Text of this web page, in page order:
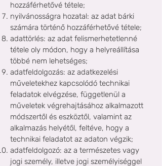
hozzáférhetővé tétele;
nyilvánosságra hozatal: az adat bárki
számára történő hozzáférhetővé tétele;
adattörlés: az adat felismerhetetlenné
tétele oly módon, hogy a helyreállítása
többé nem lehetséges;
adatfeldolgozás: az adatkezelési
műveletekhez kapcsolódó technikai
feladatok elvégzése, függetlenül a
műveletek végrehajtásához alkalmazott
módszertől és eszköztől, valamint az
alkalmazás helyétől, feltéve, hogy a
technikai feladatot az adaton végzik;
adatfeldolgozó: az a természetes vagy
jogi személy, illetve jogi személyiséggel